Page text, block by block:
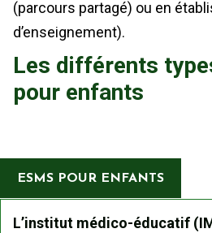
(parcours partagé) ou en
d’enseignement).
Les différents
pour enfants
ESMS POUR ENFANTS
L’institut médico-éducatif